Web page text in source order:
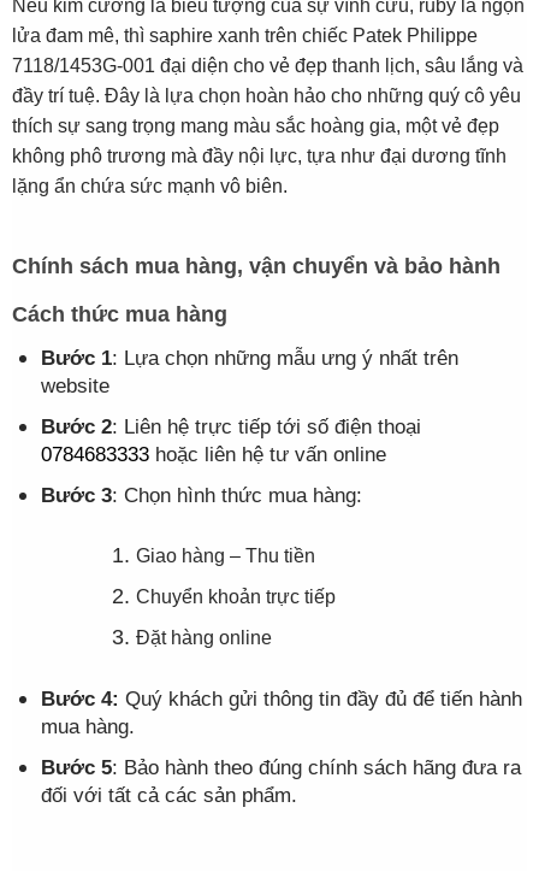
Nếu kim cương là biểu tượng của sự vĩnh cửu, ruby là ngọn
lửa đam mê, thì saphire xanh trên chiếc Patek Philippe
7118/1453G-001 đại diện cho vẻ đẹp thanh lịch, sâu lắng và
đầy trí tuệ. Đây là lựa chọn hoàn hảo cho những quý cô yêu
thích sự sang trọng mang màu sắc hoàng gia, một vẻ đẹp
không phô trương mà đầy nội lực, tựa như đại dương tĩnh
lặng ẩn chứa sức mạnh vô biên.
Chính sách mua hàng, vận chuyển và bảo hành
Cách thức mua hàng
Bước 1: Lựa chọn những mẫu ưng ý nhất trên
website
Bước 2: Liên hệ trực tiếp tới số điện thoại
0784683333hoặc liên hệ tư vấn online
Bước 3: Chọn hình thức mua hàng:
Giao hàng – Thu tiền
Chuyển khoản trực tiếp
Đặt hàng online
Bước 4: Quý khách gửi thông tin đầy đủ để tiến hành
mua hàng.
Bước 5: Bảo hành theo đúng chính sách hãng đưa ra
đối với tất cả các sản phẩm.